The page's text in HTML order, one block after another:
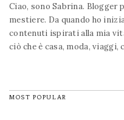
Ciao, sono Sabrina. Blogger
mestiere. Da quando ho
contenuti ispirati alla mia
ciò che è casa, moda,
MOST POPULAR